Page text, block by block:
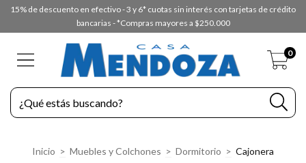
15% de descuento en efectivo - 3 y 6* cuotas sin interés con tarjetas de crédito
bancarias - *Compras mayores a $250.000
0
Inicio > Muebles y Colchones > Dormitorio > Cajonera